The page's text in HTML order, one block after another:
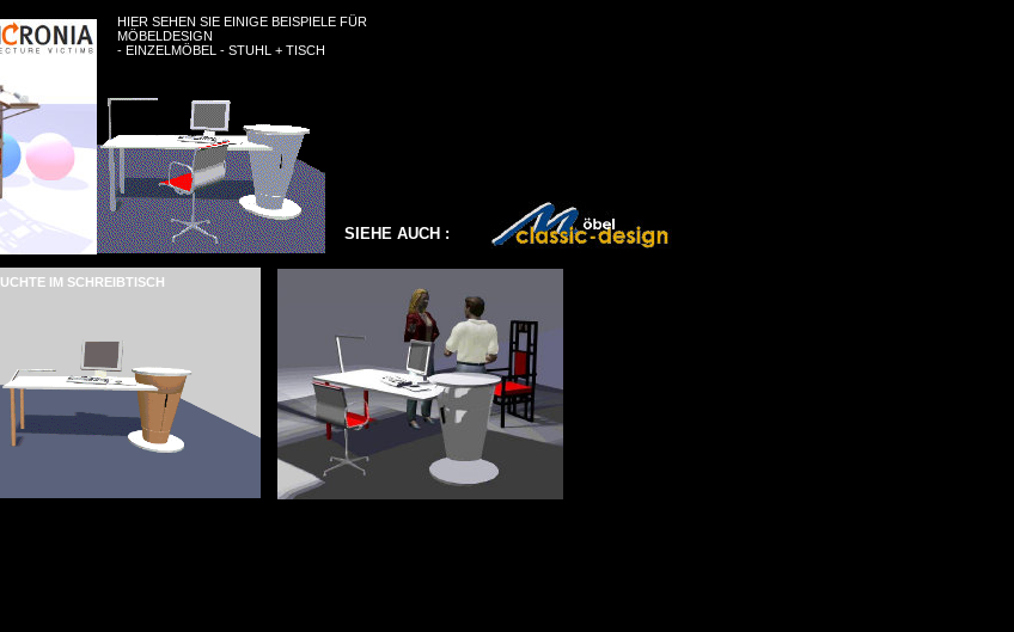
HIER SEHEN SIE EINIGE BEISPIELE FÜR
MÖBELDESIGN
- EINZELMÖBEL - STUHL + TISCH
SIEHE AUCH :
IM SCHREIBTISCH